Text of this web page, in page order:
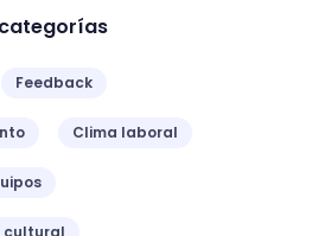
Feedback
Clima laboral
cultural